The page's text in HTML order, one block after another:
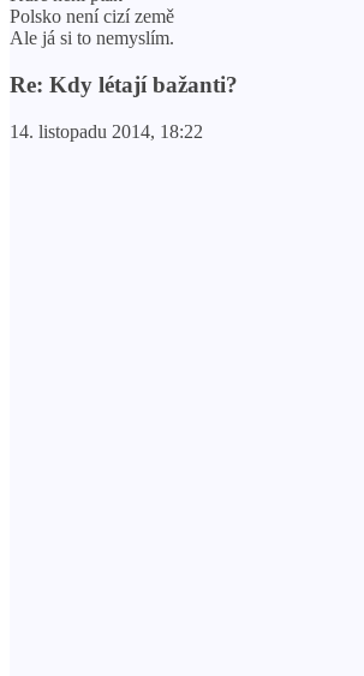
Polsko není cizí země
Ale já si to nemyslím.
Re: Kdy létají bažanti?
14. listopadu 2014, 18:22